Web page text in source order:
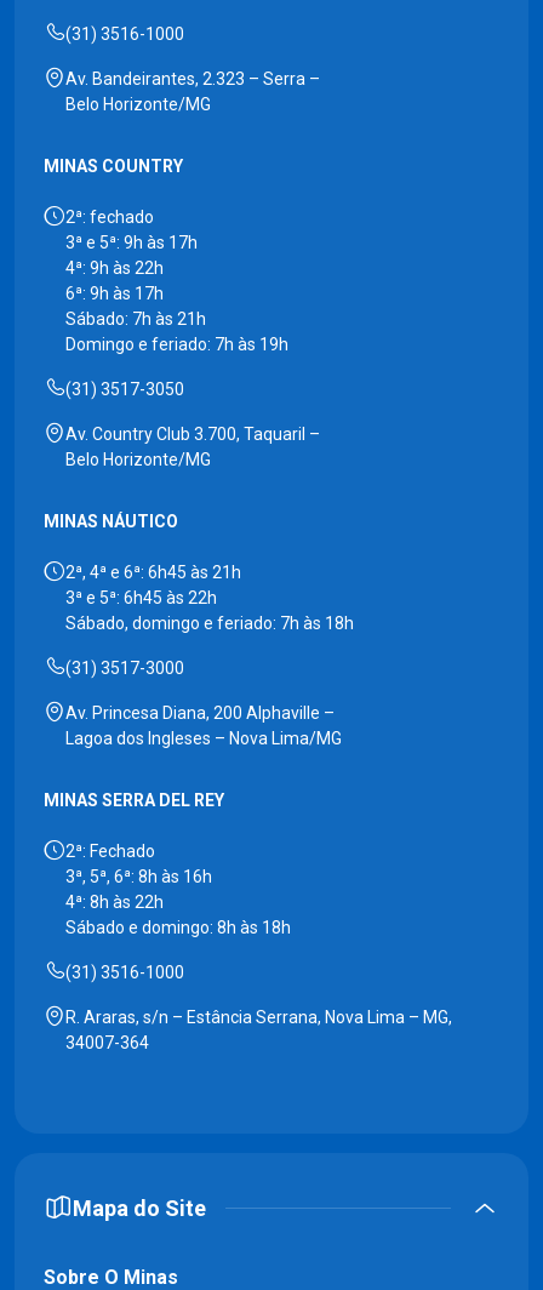
(31) 3516-1000
Av. Bandeirantes, 2.323 – Serra –
Belo Horizonte/MG
MINAS COUNTRY
2ª: fechado
3ª e 5ª: 9h às 17h
4ª: 9h às 22h
6ª: 9h às 17h
Sábado: 7h às 21h
Domingo e feriado: 7h às 19h
(31) 3517-3050
Av. Country Club 3.700, Taquaril –
Belo Horizonte/MG
MINAS NÁUTICO
2ª, 4ª e 6ª: 6h45 às 21h
3ª e 5ª: 6h45 às 22h
Sábado, domingo e feriado: 7h às 18h
(31) 3517-3000
Av. Princesa Diana, 200 Alphaville –
Lagoa dos Ingleses – Nova Lima/MG
MINAS SERRA DEL REY
2ª: Fechado
3ª, 5ª, 6ª: 8h às 16h
4ª: 8h às 22h
Sábado e domingo: 8h às 18h
(31) 3516-1000
R. Araras, s/n – Estância Serrana, Nova Lima – MG,
34007-364
Mapa do Site
Sobre O Minas